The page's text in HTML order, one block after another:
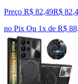
Preço R$ 82,49R$ 82,
no Pix Ou 1x de R$